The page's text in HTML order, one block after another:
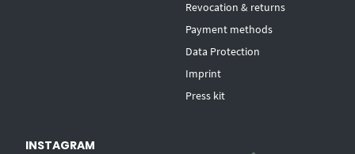
Revocation & returns
Payment methods
Data Protection
Imprint
Press kit
INSTAGRAM